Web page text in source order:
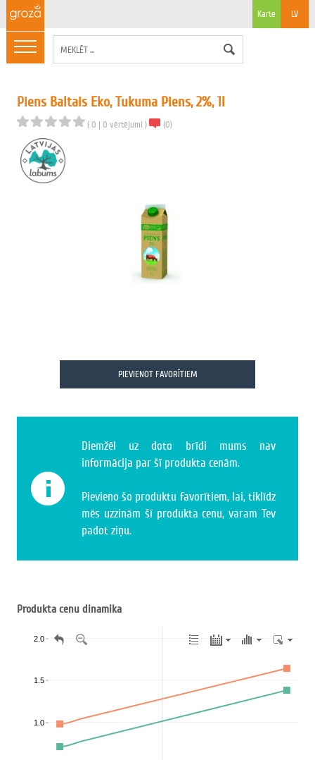
LV
Karte
Piens Baltais Eko, Tukuma Piens, 2%, 1l
( 0 | 0 vērtējumi ) (0)
PIEVIENOT FAVORĪTIEM
Diemžēl uz doto brīdi mums nav
informācija par šī produkta cenām.
Pievieno šo produktu favorītiem, lai, tiklīdz
mēs uzzinām šī produkta cenu, varam Tev
padot ziņu.
Produkta cenu dinamika